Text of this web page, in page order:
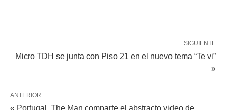
SIGUIENTE
Micro TDH se junta con Piso 21 en el nuevo tema “Te vi”
»
ANTERIOR
« Portugal. The Man comparte el abstracto video de